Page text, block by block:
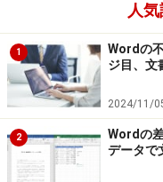
余白
＞1行×1列の表を作っ
※記事内容は執筆時点の
※OSやアプリ、ソフトの
法が異なる可能性があり
人
1
Wordの
ジ目、文
2024/11/
2
Wordの
データで